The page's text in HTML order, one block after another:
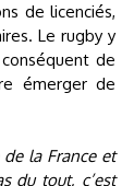
de licenciés,
Le rugby y
de
émerger de
la France et
du tout, c’est